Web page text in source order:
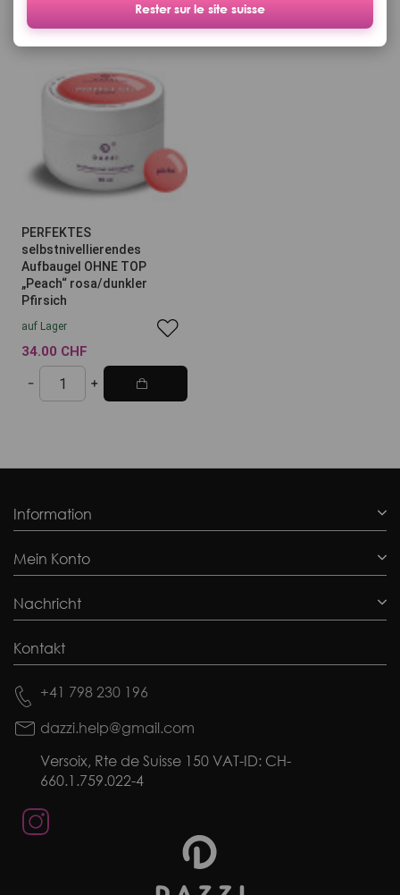
Rester sur le site suisse
PERFEKTES
selbstnivellierendes
Aufbaugel OHNE TOP
„Peach“ rosa/dunkler
Pfirsich
auf Lager
34.00 CHF
Information
Mein Konto
Nachricht
Kontakt
+41 798 230 196
dazzi.help@gmail.com
Versoix, Rte de Suisse 150 VAT-ID: CH-
660.1.759.022-4